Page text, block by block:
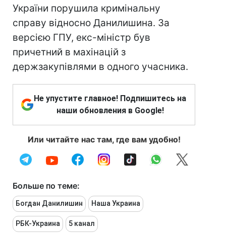
України порушила кримінальну
справу відносно Данилишина. За
версією ГПУ, екс-міністр був
причетний в махінацій з
держзакупівлями в одного учасника.
Не упустите главное! Подпишитесь на
наши обновления в Google!
Или читайте нас там, где вам удобно!
Больше по теме:
Богдан Данилишин Наша Украина
РБК-Украина 5 канал